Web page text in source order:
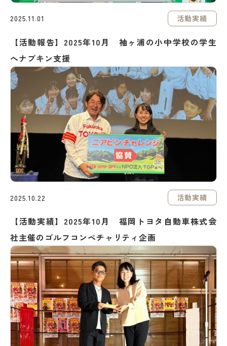
2025.11.01 活動実績
【活動報告】2025年10月 袖ヶ浦の小中学校の学生
へナプキン支援
2025.10.22 活動実績
【活動実績】2025年10月 福岡トヨタ自動車株式会
社主催のゴルフコンペチャリティ企画